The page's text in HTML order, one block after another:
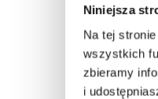
Niniejsza
Na tej
wszystkich
zbieramy
i
Dane